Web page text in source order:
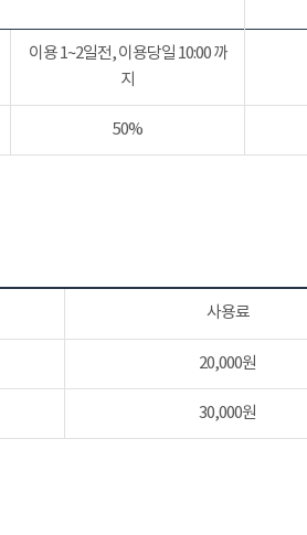
이용 1~2일전, 이용당일 10:00 까
지
50%
사용료
20,000원
30,000원